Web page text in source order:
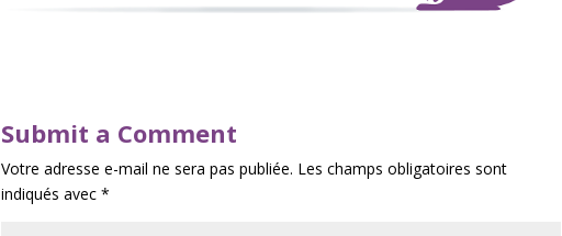
Submit a Comment
Votre adresse e-mail ne sera pas publiée. Les champs obligatoires sont
indiqués avec *